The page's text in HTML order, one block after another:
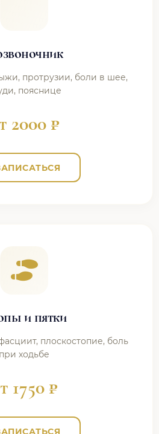
протрузии, боли в шее,
пояснице
2000 ₽
и пятки
плоскостопие, боль
при ходьбе
1750 ₽